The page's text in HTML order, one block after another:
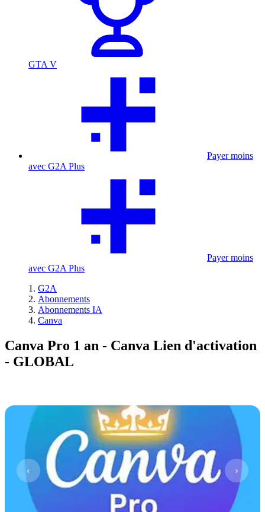
GTA V
Payer moins
avec G2A Plus
Payer moins
avec G2A Plus
G2A
Abonnements
Abonnements IA
Canva
Canva Pro 1 an - Canva Lien d'activation
- GLOBAL